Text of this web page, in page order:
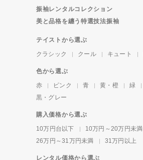
振袖レンタルコレクション
美と品格を纏う特選技法振袖
テイストから選ぶ
クラシック
クール キュート
色から選ぶ
赤
ピンク 青 黄・橙 緑
黒・グレー
購入価格から選ぶ
10万円台以下
10万円～20万円未満
26万円～31万円未満
31万円以上
レンタル価格から選ぶ